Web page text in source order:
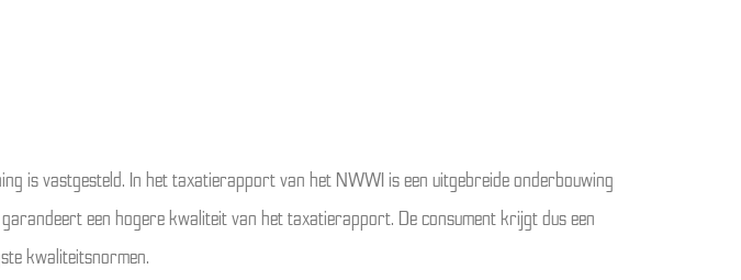
is vastgesteld. In het taxatierapport van het NWWI is een uitgebreide onderbouwing
een hogere kwaliteit van het taxatierapport. De consument krijgt dus een
kwaliteitsnormen.